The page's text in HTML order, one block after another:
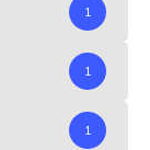
1
1
1